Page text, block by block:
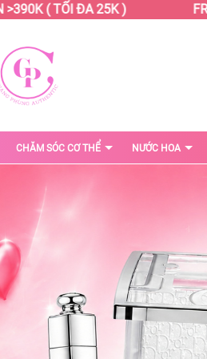
( TỐI ĐA 25K )
CHĂM SÓC CƠ THỂ NƯỚC HOA